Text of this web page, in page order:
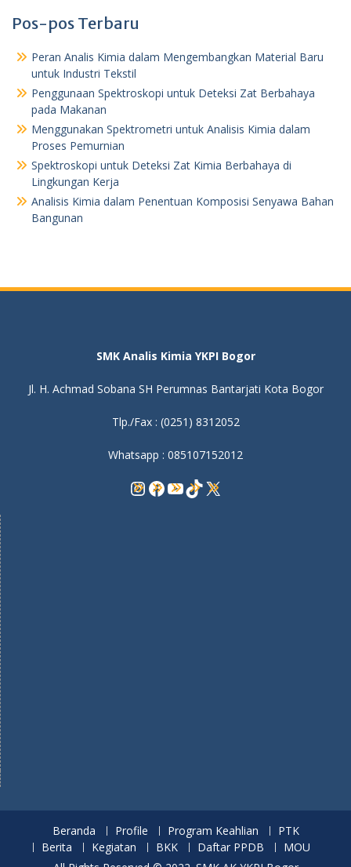
Pos-pos Terbaru
Peran Analis Kimia dalam Mengembangkan Material Baru
untuk Industri Tekstil
Penggunaan Spektroskopi untuk Deteksi Zat Berbahaya
pada Makanan
Menggunakan Spektrometri untuk Analisis Kimia dalam
Proses Pemurnian
Spektroskopi untuk Deteksi Zat Kimia Berbahaya di
Lingkungan Kerja
Analisis Kimia dalam Penentuan Komposisi Senyawa Bahan
Bangunan
SMK Analis Kimia YKPI Bogor
Jl. H. Achmad Sobana SH Perumnas Bantarjati Kota Bogor
Tlp./Fax : (0251) 8312052
Whatsapp : 085107152012
Instagram
Facebook
YouTube
TikTok
X
Beranda Profile Program Keahlian
PTK
Berita
Kegiatan BKK Daftar PPDB
MOU